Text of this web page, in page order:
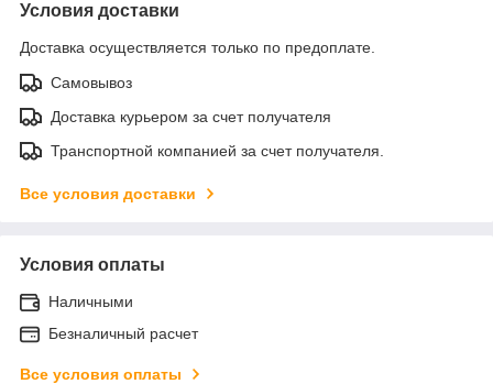
Условия доставки
Доставка осуществляется только по предоплате.
Самовывоз
Доставка курьером за счет получателя
Транспортной компанией за счет получателя.
Все условия доставки
Условия оплаты
Наличными
Безналичный расчет
Все условия оплаты